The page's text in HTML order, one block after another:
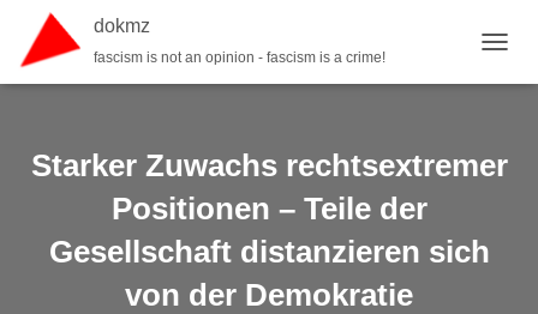
dokmz
fascism is not an opinion - fascism is a crime!
Starker Zuwachs rechtsextremer
Positionen – Teile der
Gesellschaft distanzieren sich
von der Demokratie